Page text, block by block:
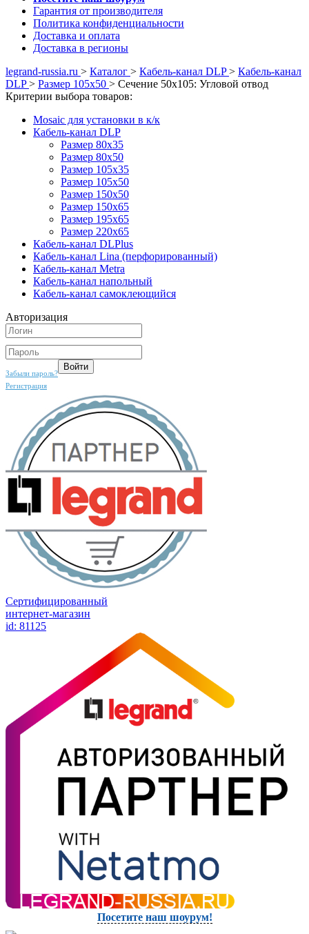
Гарантия от производителя
Политика конфиденциальности
Доставка и оплата
Доставка в регионы
legrand-russia.ru > Каталог > Кабель-канал DLP > Кабель-канал
DLP > Размер 105х50 > Сечение 50х105: Угловой отвод
Критерии выбора товаров:
Mosaic для установки в к/к
Кабель-канал DLP
Размер 80х35
Размер 80х50
Размер 105х35
Размер 105х50
Размер 150х50
Размер 150х65
Размер 195х65
Размер 220х65
Кабель-канал DLPlus
Кабель-канал Lina (перфорированный)
Кабель-канал Metra
Кабель-канал напольный
Кабель-канал самоклеющийся
Авторизация
Забыли пароль?
Регистрация
Сертифицированный
интернет-магазин
id: 81125
Посетите наш шоурум!